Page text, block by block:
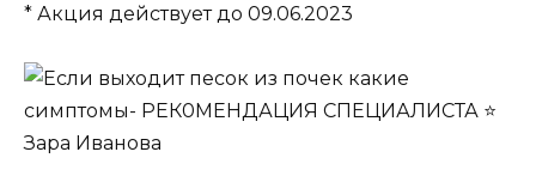
* Акция действует до 09.06.2023